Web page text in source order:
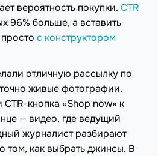
вероятность покупки. CTR
96% больше, а вставить
с конструктором
отличную рассылку по
живые фотографии,
кнопка «Shop now» к
— видео, где ведущий
журналист разбирают
том, как выбрать джинсы. В